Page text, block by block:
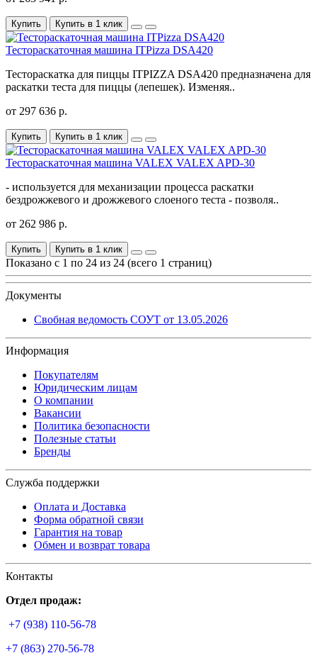
Купить Купить в 1 клик
Тестораскаточная машина ITPizza DSA420
Тестораскатка для пиццы ITPIZZA DSA420 предназначена для
раскатки теста для пиццы (лепешек). Изменяя..
от 297 636 р.
Купить Купить в 1 клик
Тестораскаточная машина VALEX VALEX APD-30
- используется для механизации процесса раскатки
бездрожжевого и дрожжевого слоеного теста - позволя..
от 262 986 р.
Купить Купить в 1 клик
Показано с 1 по 24 из 24 (всего 1 страниц)
Документы
Свобная ведомость СОУТ от 13.05.2026
Информация
Покупателям
Юридическим лицам
О компании
Вакансии
Политика безопасности
Полезные статьи
Бренды
Служба поддержки
Оплата и Доставка
Форма обратной связи
Гарантия на товар
Обмен и возврат товара
Контакты
Отдел продаж:
+7 (938) 110-56-78
+7 (863) 270-56-78